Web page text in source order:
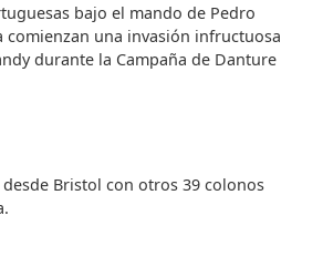
bajo el mando de Pedro
comienzan una invasión infructuosa
durante la Campaña de Danture
desde Bristol con otros 39 colonos